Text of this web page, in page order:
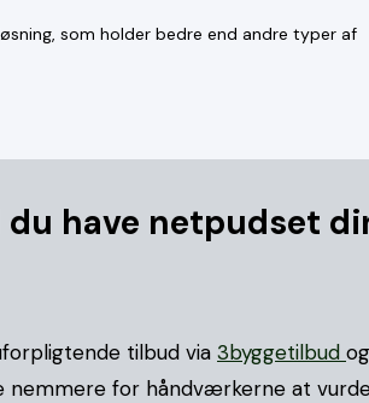
som holder bedre end andre typer af
du have netpudset
tilbud via 3byggetilbud
for håndværkerne at